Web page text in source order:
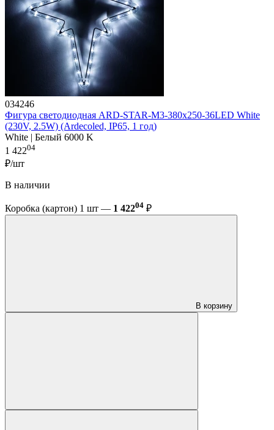
034246
Фигура cветодиодная ARD-STAR-M3-380x250-36LED White
(230V, 2.5W) (Ardecoled, IP65, 1 год)
White | Белый 6000 K
1 42204
₽/шт
В наличии
Коробка (картон) 1 шт — 1 42204 ₽
В корзину